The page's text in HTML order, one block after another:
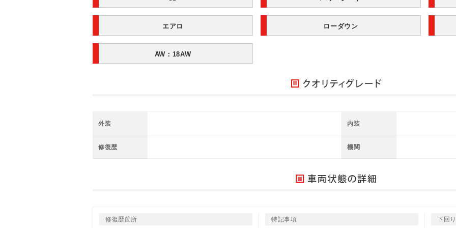
エアロ ローダウン
AW：18AW
外装 内装
修復歴 機関
修復歴箇所 特記事項 下回